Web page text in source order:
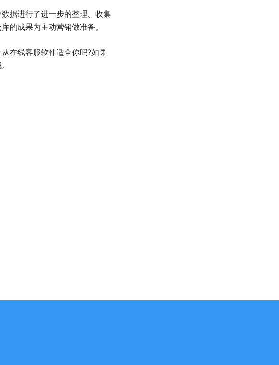
据进行了进一步的整理、收集
的成果为主动营销做准备。
在线客服软件适合你吗?如果